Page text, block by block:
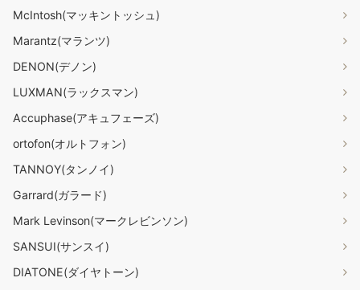
McIntosh(マッキントッシュ)
Marantz(マランツ)
DENON(デノン)
LUXMAN(ラックスマン)
Accuphase(アキュフェーズ)
ortofon(オルトフォン)
TANNOY(タンノイ)
Garrard(ガラード)
Mark Levinson(マークレビンソン)
SANSUI(サンスイ)
DIATONE(ダイヤトーン)